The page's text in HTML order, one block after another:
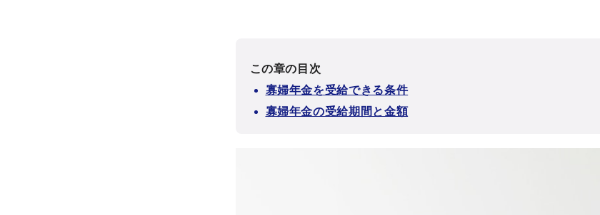
この章の目次
寡婦年金を受給できる条件
寡婦年金の受給期間と金額